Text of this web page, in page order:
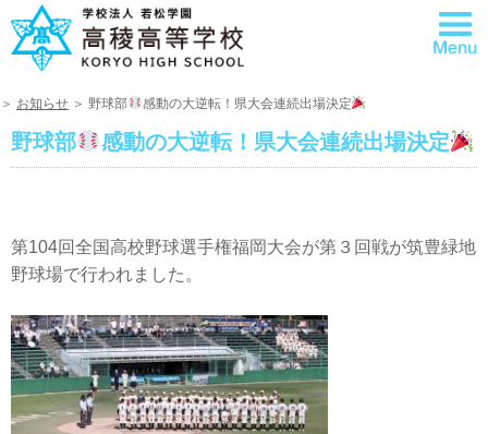
＞ お知らせ ＞ 野球部 感動の大逆転！県大会連続出場決定
野球部 感動の大逆転！県大会連続出場決定
第104回全国高校野球選手権福岡大会が第３回戦が筑豊緑地
野球場で行われました。